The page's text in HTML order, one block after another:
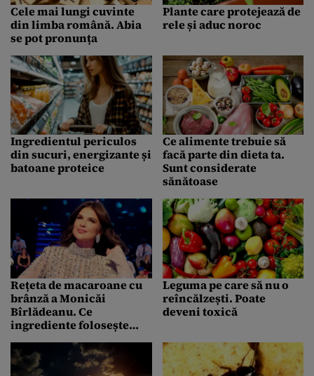
Cele mai lungi cuvinte
din limba română. Abia
se pot pronunța
Plante care protejează de
rele și aduc noroc
Ingredientul periculos
din sucuri, energizante și
batoane proteice
Ce alimente trebuie să
facă parte din dieta ta.
Sunt considerate
sănătoase
Rețeta de macaroane cu
brânză a Monicăi
Bîrlădeanu. Ce
ingrediente folosește
Leguma pe care să nu o
reîncălzești. Poate
deveni toxică